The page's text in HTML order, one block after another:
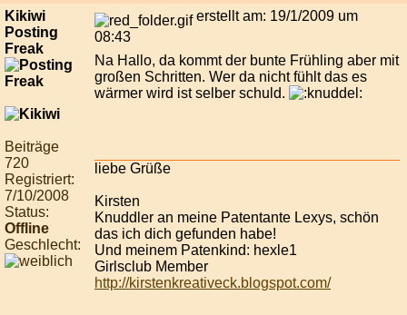
Kikiwi
Posting
Freak
Beiträge
720
Registriert:
7/10/2008
Status:
Offline
Geschlecht:
erstellt am: 19/1/2009 um
08:43
Na Hallo, da kommt der bunte Frühling aber mit
großen Schritten. Wer da nicht fühlt das es
wärmer wird ist selber schuld.
liebe Grüße
Kirsten
Knuddler an meine Patentante Lexys, schön
das ich dich gefunden habe!
Und meinem Patenkind: hexle1
Girlsclub Member
http://kirstenkreativeck.blogspot.com/